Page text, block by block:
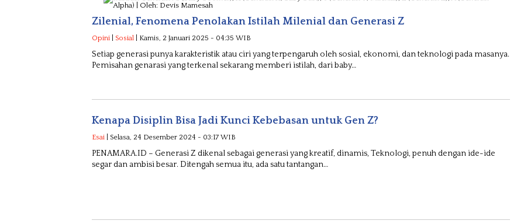
Zilenial, Fenomena Penolakan Istilah Milenial dan Generasi Z
Opini Sosial | Kamis, 2 Januari 2025 - 04:35 WIB
Setiap generasi punya karakteristik atau ciri yang terpengaruh oleh sosial, ekonomi, dan teknologi pada masanya.
Pemisahan genarasi yang terkenal sekarang memberi istilah, dari baby…
Kenapa Disiplin Bisa Jadi Kunci Kebebasan untuk Gen Z?
Esai | Selasa, 24 Desember 2024 - 03:17 WIB
PENAMARA.ID – Generasi Z dikenal sebagai generasi yang kreatif, dinamis, Teknologi, penuh dengan ide-ide
segar dan ambisi besar. Ditengah semua itu, ada satu tantangan…